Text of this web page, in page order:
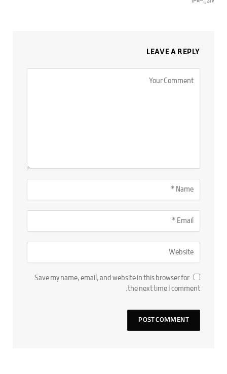
LEAVE A REPLY
Save my name, email, and website in this browser for
the next time I comment.